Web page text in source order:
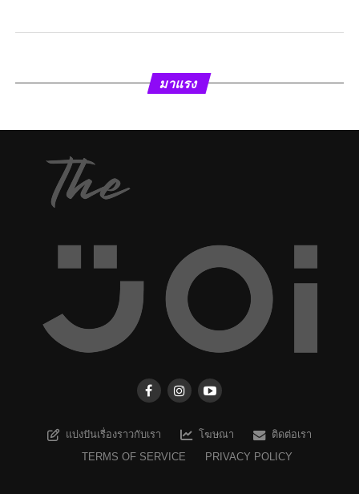
มาแรง
แบ่งปันเรื่องราวกับเรา โฆษณา
ติดต่อเรา
TERMS OF SERVICE
PRIVACY POLICY